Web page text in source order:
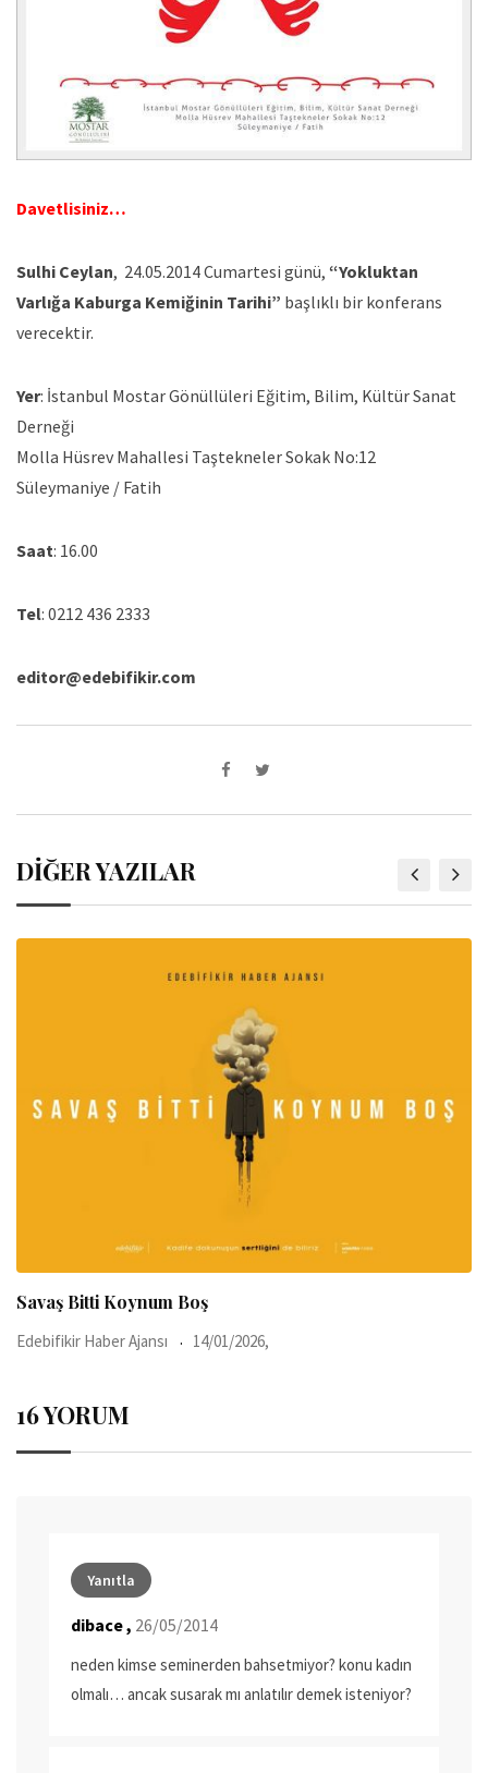
Davetlisiniz…
Sulhi Ceylan, 24.05.2014 Cumartesi günü, “Yokluktan
Varlığa Kaburga Kemiğinin Tarihi” başlıklı bir konferans
verecektir.
Yer: İstanbul Mostar Gönüllüleri Eğitim, Bilim, Kültür Sanat
Derneği
Molla Hüsrev Mahallesi Taştekneler Sokak No:12
Süleymaniye / Fatih
Saat: 16.00
Tel: 0212 436 2333
editor@edebifikir.com
DİĞER YAZILAR
Savaş Bitti Koynum Boş
Edebifikir Haber Ajansı 14/01/2026,
16 YORUM
Yanıtla
dibace , 26/05/2014
neden kimse seminerden bahsetmiyor? konu kadın
olmalı… ancak susarak mı anlatılır demek isteniyor?